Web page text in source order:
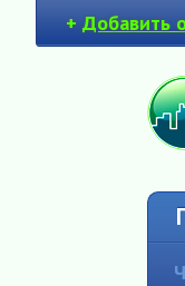
+ Добавить